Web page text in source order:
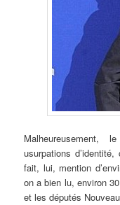
Malheureusement,
usurpations
fait, lui, mention
on a bien lu, environ
et les députés